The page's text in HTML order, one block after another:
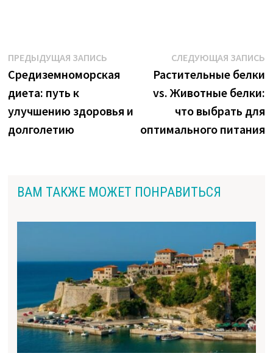
Навигация
по
записям
ПРЕДЫДУЩАЯ ЗАПИСЬПредыдущая
запись:
Средиземноморская
диета: путь к
улучшению здоровья и
долголетию
СЛЕДУЮЩАЯ ЗАПИСЬ
Растительные белки
vs. Животные белки:
что выбрать для
оптимального питания
ВАМ ТАКЖЕ МОЖЕТ ПОНРАВИТЬСЯ